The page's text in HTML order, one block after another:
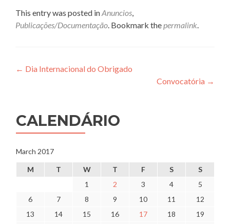
This entry was posted inAnuncios,
Publicações/Documentação. Bookmark thepermalink.
Post
← Dia Internacional do Obrigado
Convocatória →
CALENDÁRIO
March 2017
M T W T F S
S
1
2 3 4
5
6
7 8 9 10 11
12
13
14 15 16 17 18
19